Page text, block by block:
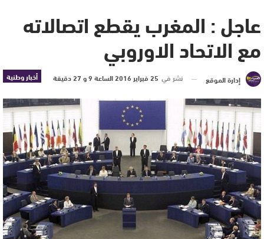
عاجل : المغرب يقطع اتصالاته
مع الاتحاد الاوروبي
أخبار وطنية إدارة الموقع نشر في 25 فبراير 2016 الساعة 9 و 27 دقيقة